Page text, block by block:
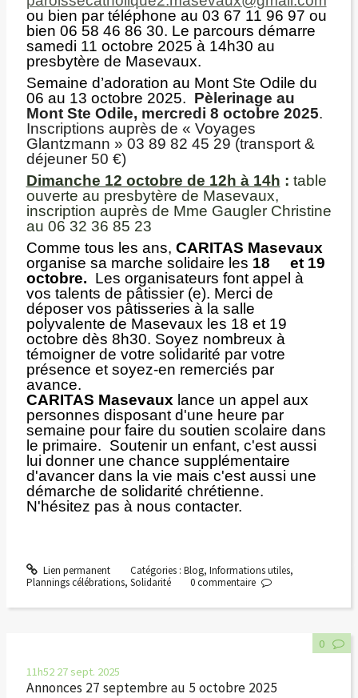
ou bien par téléphone au 03 67 11 96 97 ou
bien 06 58 46 86 30. Le parcours démarre
samedi 11 octobre 2025 à 14h30 au
presbytère de Masevaux.
Semaine d’adoration au Mont Ste Odile du
06 au 13 octobre 2025. Pèlerinage au
Mont Ste Odile, mercredi 8 octobre 2025.
Inscriptions auprès de « Voyages
Glantzmann » 03 89 82 45 29 (transport &
déjeuner 50 €)
Dimanche 12 octobre de 12h à 14h : table
ouverte au presbytère de Masevaux,
inscription auprès de Mme Gaugler Christine
au 06 32 36 85 23
Comme tous les ans, CARITAS Masevaux
organise sa marche solidaire les 18 et 19
octobre. Les organisateurs font appel à
vos talents de pâtissier (e). Merci de
déposer vos pâtisseries à la salle
polyvalente de Masevaux les 18 et 19
octobre dès 8h30. Soyez nombreux à
témoigner de votre solidarité par votre
présence et soyez-en remerciés par
avance.
CARITAS Masevaux lance un appel aux
personnes disposant d'une heure par
semaine pour faire du soutien scolaire dans
le primaire. Soutenir un enfant, c'est aussi
lui donner une chance supplémentaire
d'avancer dans la vie mais c'est aussi une
démarche de solidarité chrétienne.
N'hésitez pas à nous contacter.
Lien permanent Catégories : Blog, Informations utiles,
Plannings célébrations, Solidarité 0commentaire
11h52 27sept. 2025
Annonces 27 septembre au 5 octobre 2025
0